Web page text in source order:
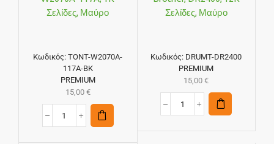
Σελίδες, Μαύρο
Κωδικός:TONT-W2070A-
117A-BK
PREMIUM
15,00 €
Σελίδες, Μαύρο
Κωδικός: DRUMT-DR2400
PREMIUM
15,00€